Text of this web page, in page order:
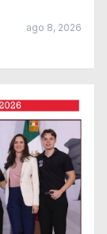
ago 8, 2026